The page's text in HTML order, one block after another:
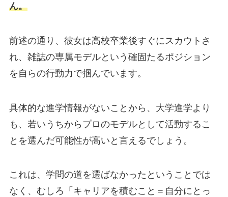
ん。
前述の通り、彼女は高校卒業後すぐにスカウトさ
れ、雑誌の専属モデルという確固たるポジション
を自らの行動力で掴んでいます。
具体的な進学情報がないことから、大学進学より
も、若いうちからプロのモデルとして活動するこ
とを選んだ可能性が高いと言えるでしょう。
これは、学問の道を選ばなかったということでは
なく、むしろ「キャリアを積むこと＝自分にとっ